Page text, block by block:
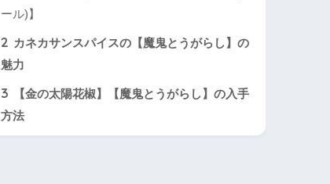
ール)】
2 カネカサンスパイスの【魔鬼とうがらし】の
魅力
3
【金の太陽花椒】【魔鬼とうがらし】の入手
方法